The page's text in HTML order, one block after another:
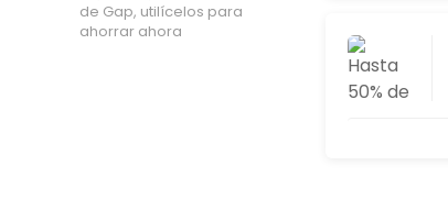
de Gap, utilícelos para
ahorrar ahora